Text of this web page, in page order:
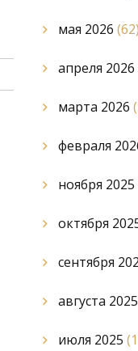
мая 2026 (62)
апреля 2026
марта 2026
февраля
ноября 2025
октября
сентября
августа 2025
июля 2025